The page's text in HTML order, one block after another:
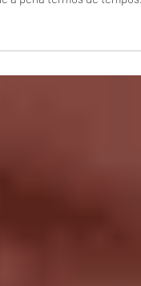
pessoas vão se identificar.
a pena termos de tempos...